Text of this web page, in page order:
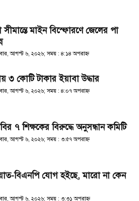
সীমান্তে মাইন বিস্ফোরণে জেলের পা
আগস্ট ৬, ২০২৬; সময় : ৪:১৪ অপরাহ্ণ
৩ কোটি টাকার ইয়াবা উদ্ধার
আগস্ট ৬, ২০২৬; সময় : ৪:০৭ অপরাহ্ণ
৭ শিক্ষকের বিরুদ্ধে অনুসন্ধান কমিটি
আগস্ট ৬, ২০২৬; সময় : ৩:৫৭ অপরাহ্ণ
বিএনপি যোগ হইছে, মারো না কেন
আগস্ট ৬, ২০২৬; সময় : ৩:৩১ অপরাহ্ণ